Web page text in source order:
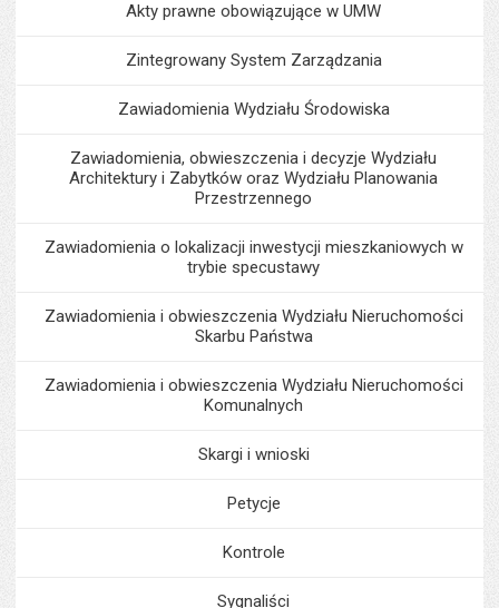
Akty prawne obowiązujące w UMW
Zintegrowany System Zarządzania
Zawiadomienia Wydziału Środowiska
Zawiadomienia, obwieszczenia i decyzje Wydziału
Architektury i Zabytków oraz Wydziału Planowania
Przestrzennego
Zawiadomienia o lokalizacji inwestycji mieszkaniowych w
trybie specustawy
Zawiadomienia i obwieszczenia Wydziału Nieruchomości
Skarbu Państwa
Zawiadomienia i obwieszczenia Wydziału Nieruchomości
Komunalnych
Skargi i wnioski
Petycje
Kontrole
Sygnaliści